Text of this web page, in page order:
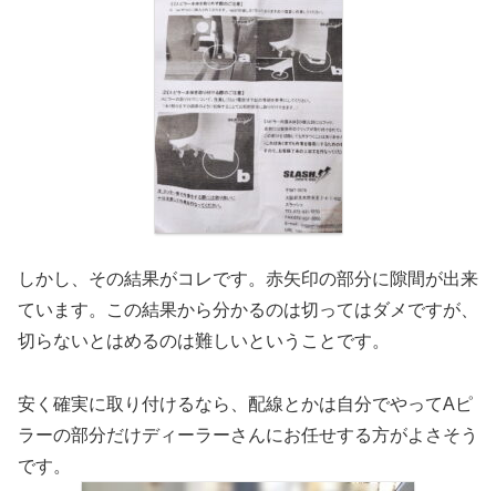
しかし、その結果がコレです。赤矢印の部分に隙間が出来
ています。この結果から分かるのは切ってはダメですが、
切らないとはめるのは難しいということです。
安く確実に取り付けるなら、配線とかは自分でやってAピ
ラーの部分だけディーラーさんにお任せする方がよさそう
です。